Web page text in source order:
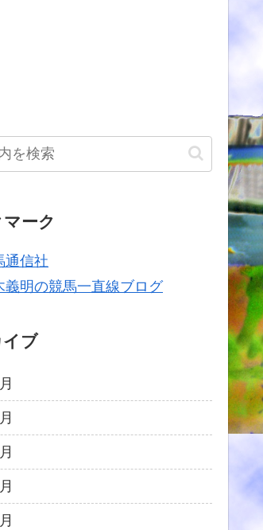
ーク
通信社
義明の競馬一直線ブログ
イブ